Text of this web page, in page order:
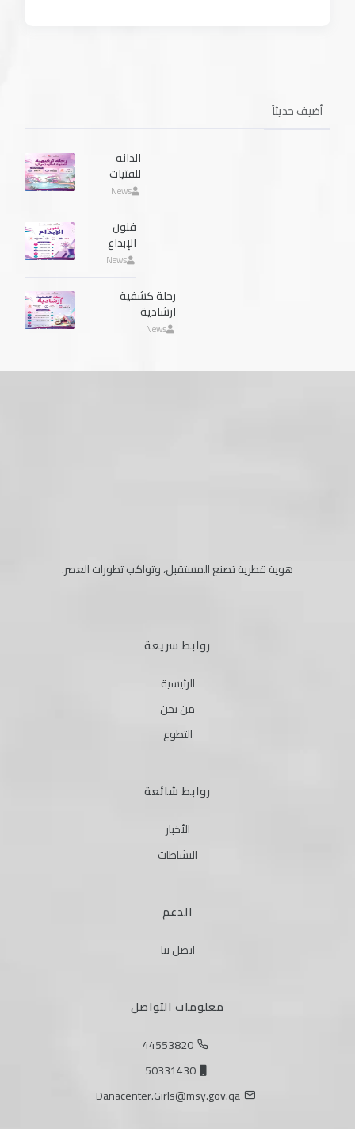
أضيف حديثاً
الدانه
للفتيات
News
فنون
الإبداع
News
رحلة كشفية
ارشادية
News
هوية قطرية تصنع المستقبل، وتواكب تطورات العصر.
روابط سريعة
الرئيسية
من نحن
التطوع
روابط شائعة
الأخبار
النشاطات
الدعم
اتصل بنا
معلومات التواصل
44553820
50331430
Danacenter.Girls@msy.gov.qa